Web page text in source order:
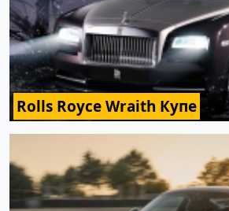
Rolls Royce Wraith Купе